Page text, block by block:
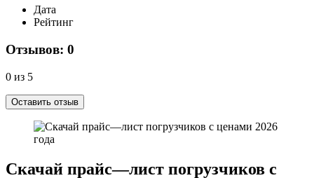
Дата
Рейтинг
Отзывов: 0
0 из 5
Оставить отзыв
Скачай прайс—лист погрузчиков с